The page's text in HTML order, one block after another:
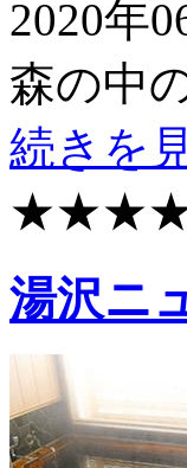
2020年
森の中
続きを
湯沢ニ